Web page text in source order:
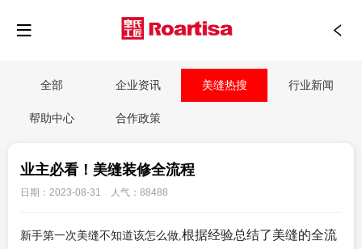
全部 企业资讯 美缝热搜 行业新闻
帮助中心 合作政策
业主必看！美缝装修全流程
日期：2023-08-31 人气：88488
新手第一次美缝不知道该怎么做,根据经验总结了美缝的全流